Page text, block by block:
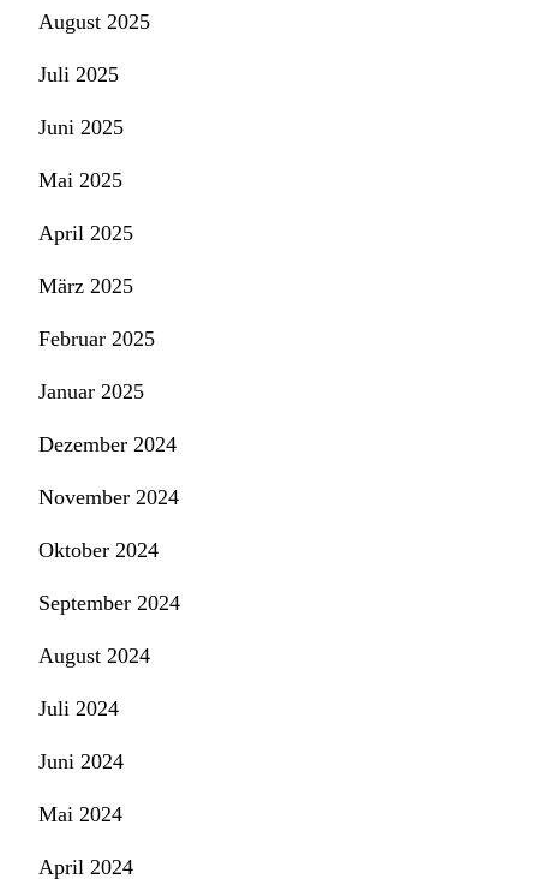
August 2025
Juli 2025
Juni 2025
Mai 2025
April 2025
März 2025
Februar 2025
Januar 2025
Dezember 2024
November 2024
Oktober 2024
September 2024
August 2024
Juli 2024
Juni 2024
Mai 2024
April 2024